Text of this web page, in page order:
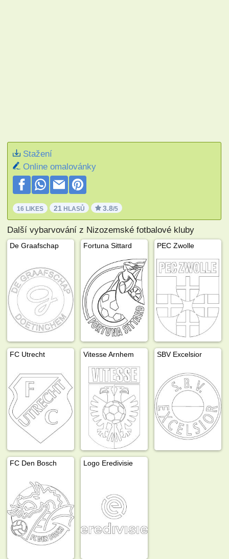
Stažení
Online omalovánky
16 LIKES 21 HLASŮ 3.8/5
Další vybarvování z Nizozemské fotbalové kluby
De Graafschap Fortuna Sittard PEC Zwolle
FC Utrecht Vitesse Arnhem SBV Excelsior
FC Den Bosch Logo Eredivisie